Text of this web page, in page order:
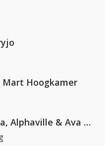
Mart Hoogkamer
David Guetta, Alphaville & Ava Max